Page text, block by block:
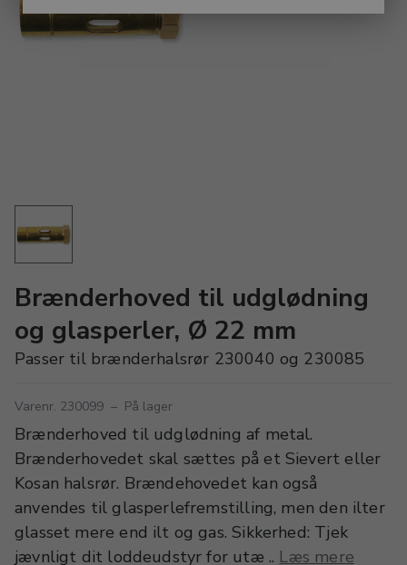
Brænderhoved til udglødning
og glasperler, Ø 22 mm
Passer til brænderhalsrør 230040 og 230085
Varenr. 230099 – På lager
Brænderhoved til udglødning af metal.
Brænderhovedet skal sættes på et Sievert eller
Kosan halsrør. Brændehovedet kan også
anvendes til glasperlefremstilling, men den ilter
glasset mere end ilt og gas. Sikkerhed: Tjek
jævnligt dit loddeudstyr for utæ .. Læs mere